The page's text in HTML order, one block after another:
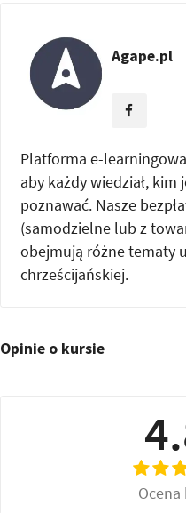
Agape.pl
Platforma e-learningowa
aby każdy wiedział, kim
poznawać. Nasze
(samodzielne lub z
obejmują różne tematy
chrześcijańskiej.
Opinie o kursie
Ocena